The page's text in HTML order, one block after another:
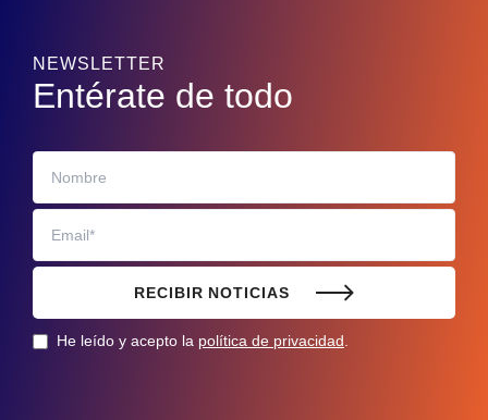
NEWSLETTER
Entérate de todo
RECIBIR NOTICIAS
He leído y acepto la política de privacidad